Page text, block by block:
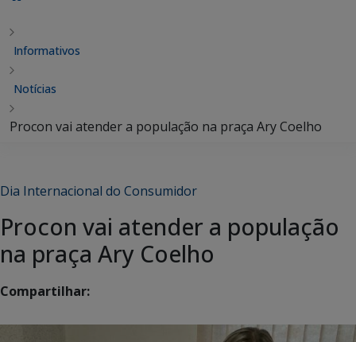
Informativos
Notícias
Procon vai atender a população na praça Ary Coelho
Dia Internacional do Consumidor
Procon vai atender a população
na praça Ary Coelho
Compartilhar: